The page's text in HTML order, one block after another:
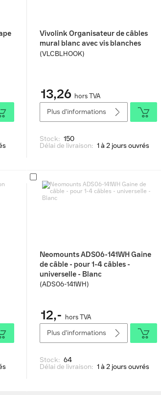
Vivolink Organisateur de câbles
mural blanc avec vis blanches
(VLCBLHOOK)
13,26 hors TVA
Plus d'informations
Stock: 150
Délai de livraison: 1 à 2 jours ouvrés
Neomounts ADS06-141WH Gaine
de câble - pour 1-4 câbles -
universelle - Blanc
(ADS06-141WH)
12,- hors TVA
Plus d'informations
Stock: 64
Délai de livraison: 1 à 2 jours ouvrés